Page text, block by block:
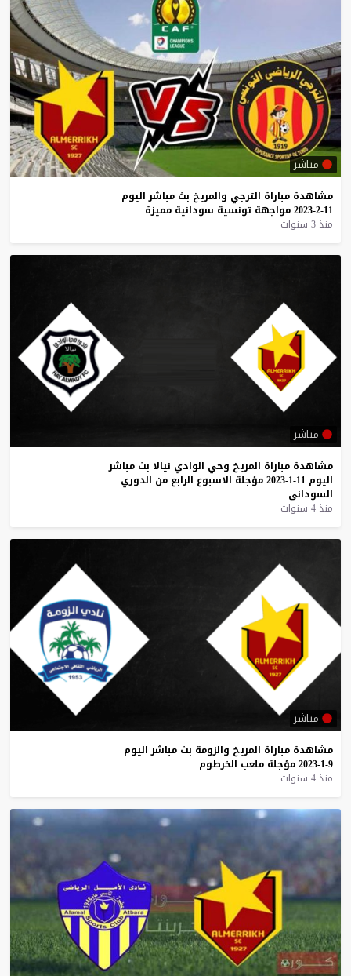
مباشر
مشاهدة مباراة الترجي والمريخ بث مباشر اليوم
11-2-2023
مواجهة تونسية سودانية مميزة
منذ 3 سنوات
مباشر
مشاهدة مباراة المريخ وحي الوادي نيالا بث مباشر
اليوم 11-1-2023 مؤجلة الاسبوع الرابع من الدوري
السوداني
منذ 4 سنوات
مباشر
مشاهدة مباراة المريخ والزومة بث مباشر اليوم
9-1-2023
مؤجلة ملعب الخرطوم
منذ 4 سنوات